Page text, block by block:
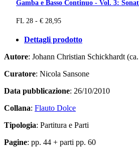
Gamba e Basso Continuo - Vol. 3:
FL 28 - € 28,95
Dettagli prodotto
Autore: Johann Christian Schickhardt
Curatore: Nicola Sansone
Data pubblicazione: 26/10/2010
Collana: Flauto Dolce
Tipologia: Partitura e Parti
Pagine: pp. 44 + parti pp. 60